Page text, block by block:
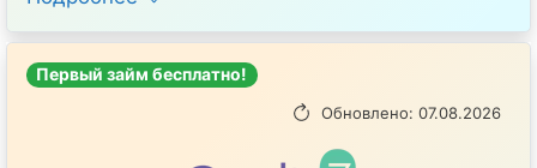
Первый займ бесплатно!
Обновлено: 07.08.2026